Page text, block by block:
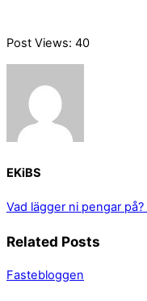
Post Views: 40
EKiBS
Vad lägger ni pengar på?
Related Posts
Fastebloggen